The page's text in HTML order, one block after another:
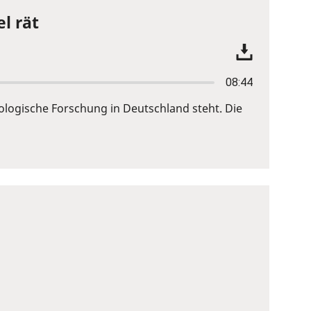
rät
08:44
Forschung in Deutschland steht. Die